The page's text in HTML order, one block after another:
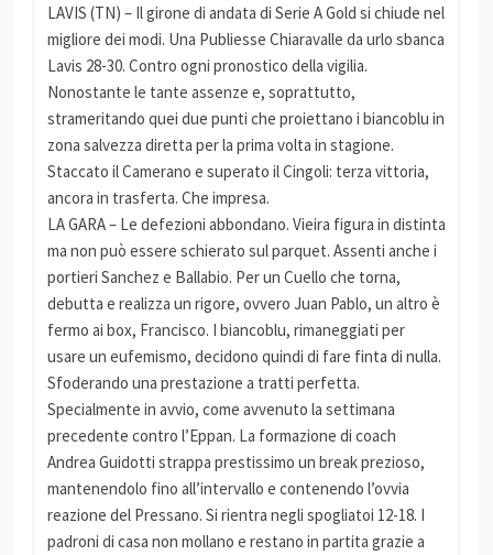
LAVIS (TN) – Il girone di andata di Serie A Gold si chiude nel
migliore dei modi. Una Publiesse Chiaravalle da urlo sbanca
Lavis 28-30. Contro ogni pronostico della vigilia.
Nonostante le tante assenze e, soprattutto,
strameritando quei due punti che proiettano i biancoblu in
zona salvezza diretta per la prima volta in stagione.
Staccato il Camerano e superato il Cingoli: terza vittoria,
ancora in trasferta. Che impresa.
LA GARA – Le defezioni abbondano. Vieira figura in distinta
ma non può essere schierato sul parquet. Assenti anche i
portieri Sanchez e Ballabio. Per un Cuello che torna,
debutta e realizza un rigore, ovvero Juan Pablo, un altro è
fermo ai box, Francisco. I biancoblu, rimaneggiati per
usare un eufemismo, decidono quindi di fare finta di nulla.
Sfoderando una prestazione a tratti perfetta.
Specialmente in avvio, come avvenuto la settimana
precedente contro l’Eppan. La formazione di coach
Andrea Guidotti strappa prestissimo un break prezioso,
mantenendolo fino all’intervallo e contenendo l’ovvia
reazione del Pressano. Si rientra negli spogliatoi 12-18. I
padroni di casa non mollano e restano in partita grazie a